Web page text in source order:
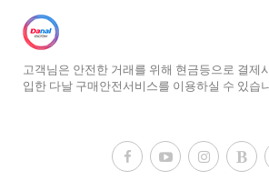
고객님은 안전한 거래를 위해 현금등으로 결제
입한 다날 구매안전서비스를 이용하실 수 있습